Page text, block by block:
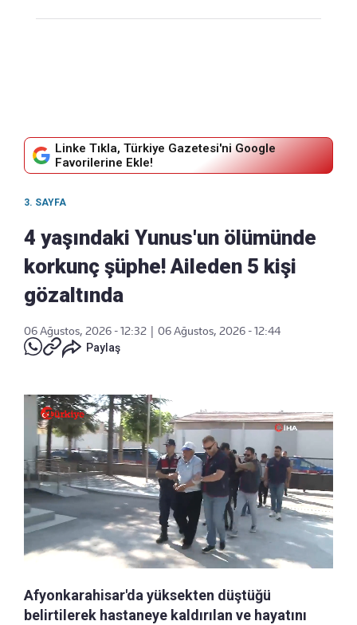
Linke Tıkla, Türkiye Gazetesi'ni Google
Favorilerine Ekle!
3. SAYFA
4 yaşındaki Yunus'un ölümünde
korkunç şüphe! Aileden 5 kişi
gözaltında
06 Ağustos, 2026 - 12:32
06 Ağustos, 2026 - 12:44
Paylaş
Afyonkarahisar'da yüksekten düştüğü
belirtilerek hastaneye kaldırılan ve hayatını